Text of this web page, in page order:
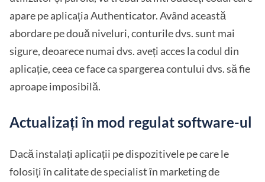
apare pe aplicația Authenticator. Având această
abordare pe două niveluri, conturile dvs. sunt mai
sigure, deoarece numai dvs. aveți acces la codul din
aplicație, ceea ce face ca spargerea contului dvs. să fie
aproape imposibilă.
Actualizați în mod regulat software-ul
Dacă instalați aplicații pe dispozitivele pe care le
folosiți în calitate de specialist în marketing de